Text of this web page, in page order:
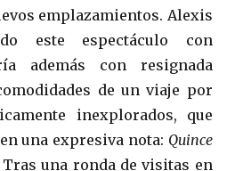
emplazamientos. Alexis
este espectáculo con
además con resignada
de un viaje por
inexplorados, que
una expresiva nota: Quince
Tras una ronda de visitas en